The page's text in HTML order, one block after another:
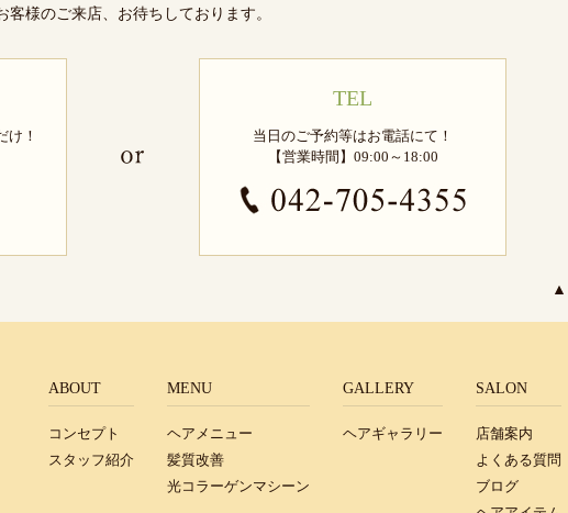
客様のご来店、お待ちしております。
け！
TEL
当日のご予約等はお電話にて！
【営業時間】09:00～18:00
ABOUT
コンセプト
スタッフ紹介
MENU
ヘアメニュー
髪質改善
光コラーゲンマシーン
GALLERY
ヘアギャラリー
SALON
店舗案内
よくある質問
ブログ